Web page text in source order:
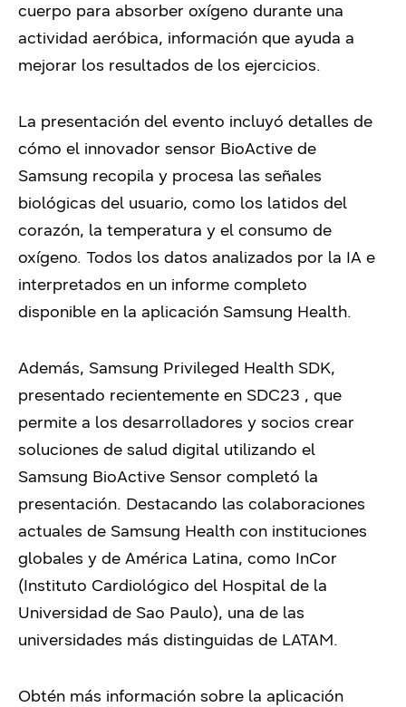
cuerpo para absorber oxígeno durante una
actividad aeróbica, información que ayuda a
mejorar los resultados de los ejercicios.
La presentación del evento incluyó detalles de
cómo el innovador sensor BioActive de
Samsung recopila y procesa las señales
biológicas del usuario, como los latidos del
corazón, la temperatura y el consumo de
oxígeno. Todos los datos analizados por la IA e
interpretados en un informe completo
disponible en la aplicación Samsung Health.
Además, Samsung Privileged Health SDK,
presentado recientemente en SDC23 , que
permite a los desarrolladores y socios crear
soluciones de salud digital utilizando el
Samsung BioActive Sensor completó la
presentación. Destacando las colaboraciones
actuales de Samsung Health con instituciones
globales y de América Latina, como InCor
(Instituto Cardiológico del Hospital de la
Universidad de Sao Paulo), una de las
universidades más distinguidas de LATAM.
Obtén más información sobre la aplicación